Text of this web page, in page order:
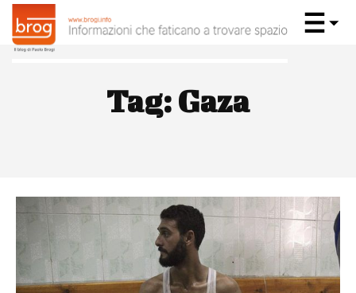
Tag: Gaza